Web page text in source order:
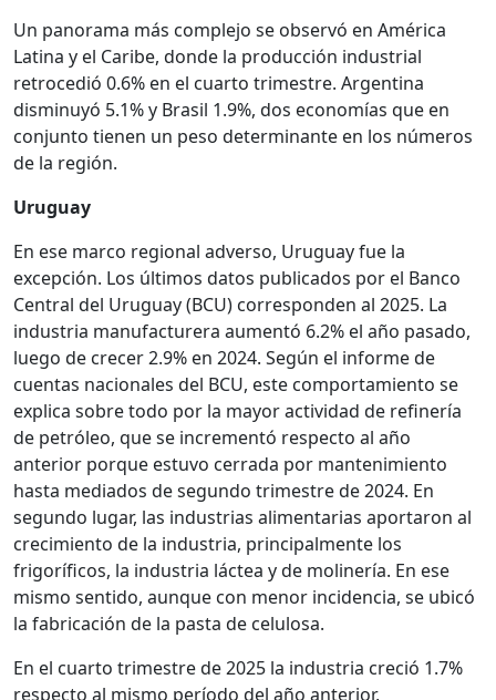
Un panorama más complejo se observó en América
Latina y el Caribe, donde la producción industrial
retrocedió 0.6% en el cuarto trimestre. Argentina
disminuyó 5.1% y Brasil 1.9%, dos economías que en
conjunto tienen un peso determinante en los números
de la región.
Uruguay
En ese marco regional adverso, Uruguay fue la
excepción. Los últimos datos publicados por el Banco
Central del Uruguay (BCU) corresponden al 2025. La
industria manufacturera aumentó 6.2% el año pasado,
luego de crecer 2.9% en 2024. Según el informe de
cuentas nacionales del BCU, este comportamiento se
explica sobre todo por la mayor actividad de refinería
de petróleo, que se incrementó respecto al año
anterior porque estuvo cerrada por mantenimiento
hasta mediados de segundo trimestre de 2024. En
segundo lugar, las industrias alimentarias aportaron al
crecimiento de la industria, principalmente los
frigoríficos, la industria láctea y de molinería. En ese
mismo sentido, aunque con menor incidencia, se ubicó
la fabricación de la pasta de celulosa.
En el cuarto trimestre de 2025 la industria creció 1.7%
respecto al mismo período del año anterior,